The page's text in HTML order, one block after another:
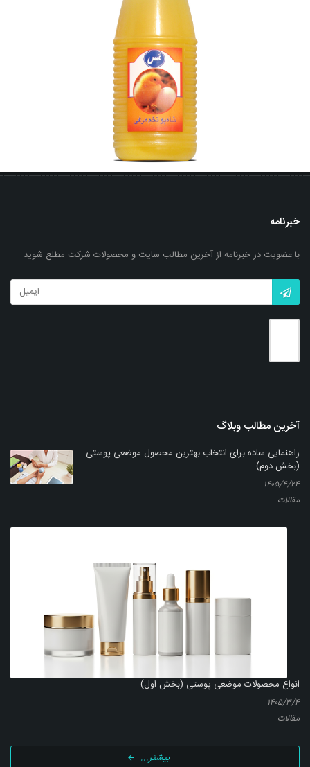
شامپو تخم مرغی مَس (800 گرمی)
بزرگنمایی توضیحات بیشتر
شامپو تخم مرغی مَس (220 گرمی)
خبرنامه
با عضویت در خبرنامه از آخرین مطالب سایت و محصولات شرکت مطلع شوید
آخرین مطالب وبلاگ
راهنمایی ساده برای انتخاب بهترین محصول موضعی پوستی
(بخش دوم)
۱۴۰۵/۴/۲۴
مقالات
انواع محصولات موضعی پوستی (بخش اول)
۱۴۰۵/۳/۴
مقالات
بیشتر...